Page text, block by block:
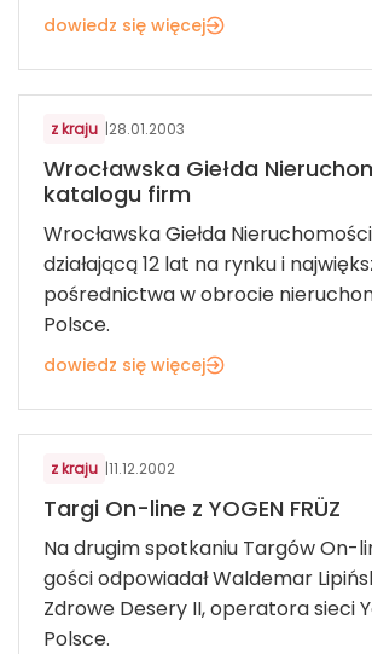
dowiedz się więcej
NIERUCHOMOŚCI
z kraju |28.01.2003
Wrocławska Giełda
katalogu firm
Wrocławska Giełda
działającą 12 lat na rynku i
pośrednictwa w obrocie
Polsce.
dowiedz się więcej
GASTRONOMIA
z kraju |11.12.2002
Targi On-line z YOGEN FRÜZ
Na drugim spotkaniu Targów On-
gości odpowiadał Waldemar
Zdrowe Desery II, operatora sieci
Polsce.